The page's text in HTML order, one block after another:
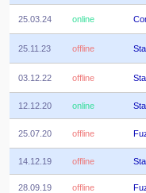
25.03.24 online
25.11.23 offline
03.12.22 offline
12.12.20 online
25.07.20 offline
14.12.19 offline
28.09.19 offline